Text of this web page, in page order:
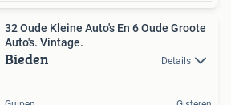
32 Oude Kleine Auto's En 6 Oude Groote
Auto's. Vintage.
Bieden Details